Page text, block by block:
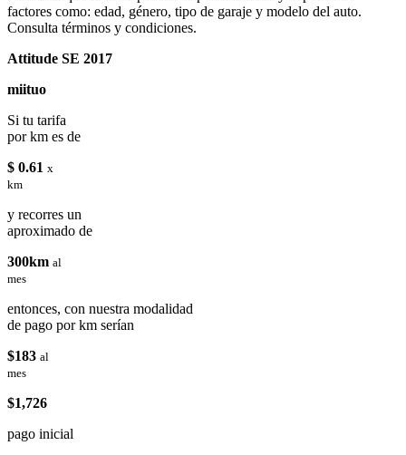
factores como: edad, género, tipo de garaje y modelo del auto.
Consulta términos y condiciones.
Attitude SE 2017
miituo
Si tu tarifa
por km es de
$ 0.61 x
km
y recorres un
aproximado de
300km al
mes
entonces, con nuestra modalidad
de pago por km serían
$183 al
mes
$1,726
pago inicial